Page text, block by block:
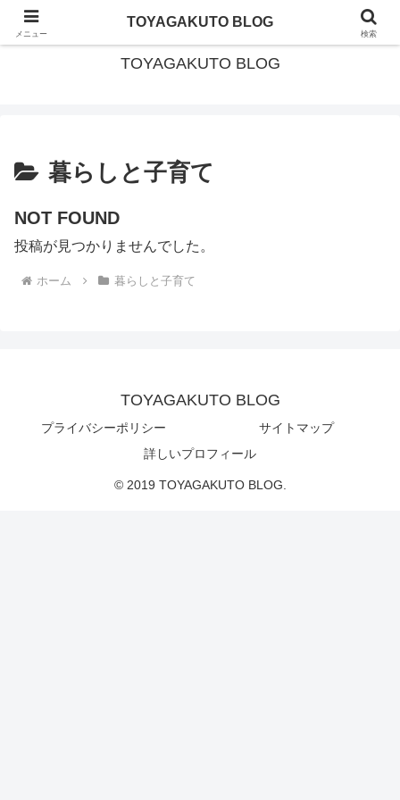
北海道・美深町移住 × ガイド暮らし
TOYAGAKUTO BLOG
暮らしと子育て
NOT FOUND
投稿が見つかりませんでした。
ホーム 暮らしと子育て
TOYAGAKUTO BLOG
プライバシーポリシー
サイトマップ
詳しいプロフィール
© 2019 TOYAGAKUTO BLOG.
メニュー
TOYAGAKUTO BLOG
検索